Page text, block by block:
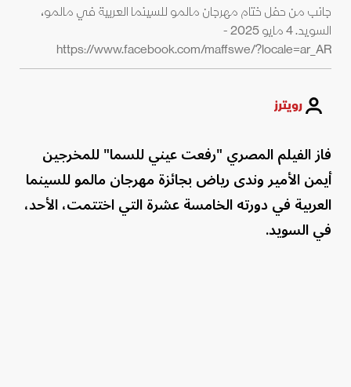
جانب من حفل ختام مهرجان مالمو للسينما العربية في مالمو،
السويد. 4 مايو 2025 -
https://www.facebook.com/maffswe/?locale=ar_AR
رويترز
فاز الفيلم المصري "رفعت عيني للسما" للمخرجين
أيمن الأمير وندى رياض بجائزة مهرجان مالمو للسينما
العربية في دورته الخامسة عشرة التي اختتمت، الأحد،
في السويد.